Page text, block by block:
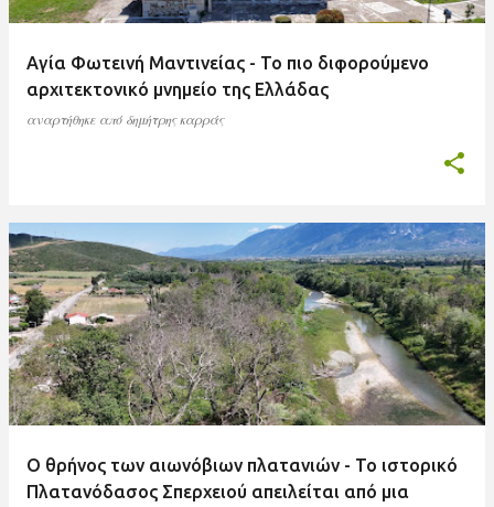
Αγία Φωτεινή Μαντινείας - Το πιο διφορούμενο
αρχιτεκτονικό μνημείο της Ελλάδας
αναρτήθηκε από δημήτρης καρράς
Ο θρήνος των αιωνόβιων πλατανιών - Το ιστορικό
Πλατανόδασος Σπερχειού απειλείται από μια